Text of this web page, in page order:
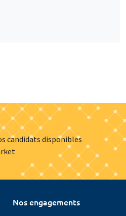
candidats disponibles
Nos engagements